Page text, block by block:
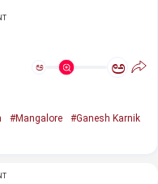
ಅ ಅ
#Mangalore
#Ganesh Karnik